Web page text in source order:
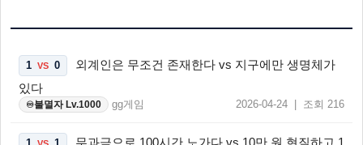
1 VS 0
외계인은 무조건 존재한다 vs 지구에만 생명체가
있다
♾️불멸자 Lv.1000 gg게임 2026-04-24 | 조회 216
무과금으로 100시간 노가다 vs 10만 원 현질하고 1